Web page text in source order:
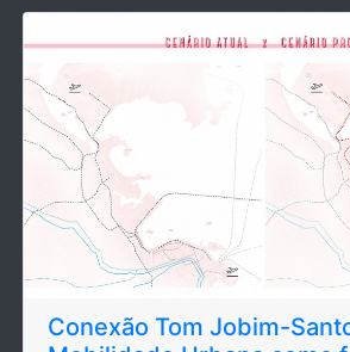
Conexão Tom Jobim-